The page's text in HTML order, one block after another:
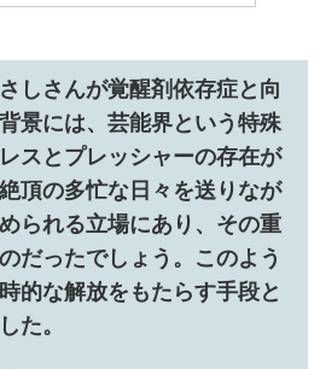
しさんが覚醒剤依存症と向
景には、芸能界という特殊
スとプレッシャーの存在が
頂の多忙な日々を送りなが
られる立場にあり、その重
だったでしょう。このよう
的な解放をもたらす手段と
た。